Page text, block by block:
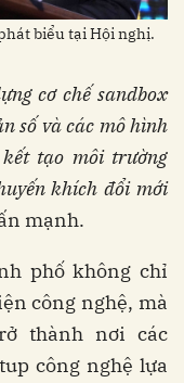
biểu tại Hội nghị.
cơ chếsandbox
số vàcác môhình
kết tạo môi trường
khích đổi mới
mạnh.
phố không chỉ
công nghệ, mà
thành nơi các
công nghệ lựa